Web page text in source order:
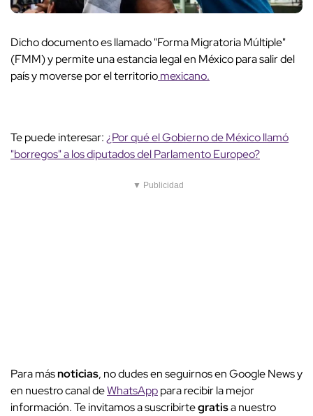
Dicho documento es llamado "Forma Migratoria Múltiple"
(FMM) y permite una estancia legal en México para salir del
país y moverse por el territoriomexicano.
Te puede interesar:¿Por qué el Gobierno de México llamó
"borregos" a los diputados del Parlamento Europeo?
▼ Publicidad
Para másnoticias, no dudes en seguirnos en Google News y
en nuestro canal deWhatsApppara recibir la mejor
información. Te invitamos a suscribirtegratisa nuestro